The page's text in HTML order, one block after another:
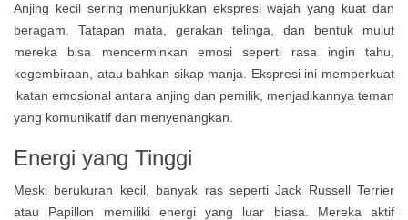
Anjing kecil sering menunjukkan ekspresi wajah yang kuat dan
beragam. Tatapan mata, gerakan telinga, dan bentuk mulut
mereka bisa mencerminkan emosi seperti rasa ingin tahu,
kegembiraan, atau bahkan sikap manja. Ekspresi ini memperkuat
ikatan emosional antara anjing dan pemilik, menjadikannya teman
yang komunikatif dan menyenangkan.
Energi yang Tinggi
Meski berukuran kecil, banyak ras seperti Jack Russell Terrier
atau Papillon memiliki energi yang luar biasa. Mereka aktif